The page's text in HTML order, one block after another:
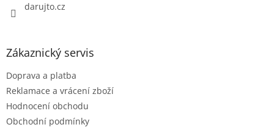
darujto.cz
Zákaznický servis
Doprava a platba
Reklamace a vrácení zboží
Hodnocení obchodu
Obchodní podmínky